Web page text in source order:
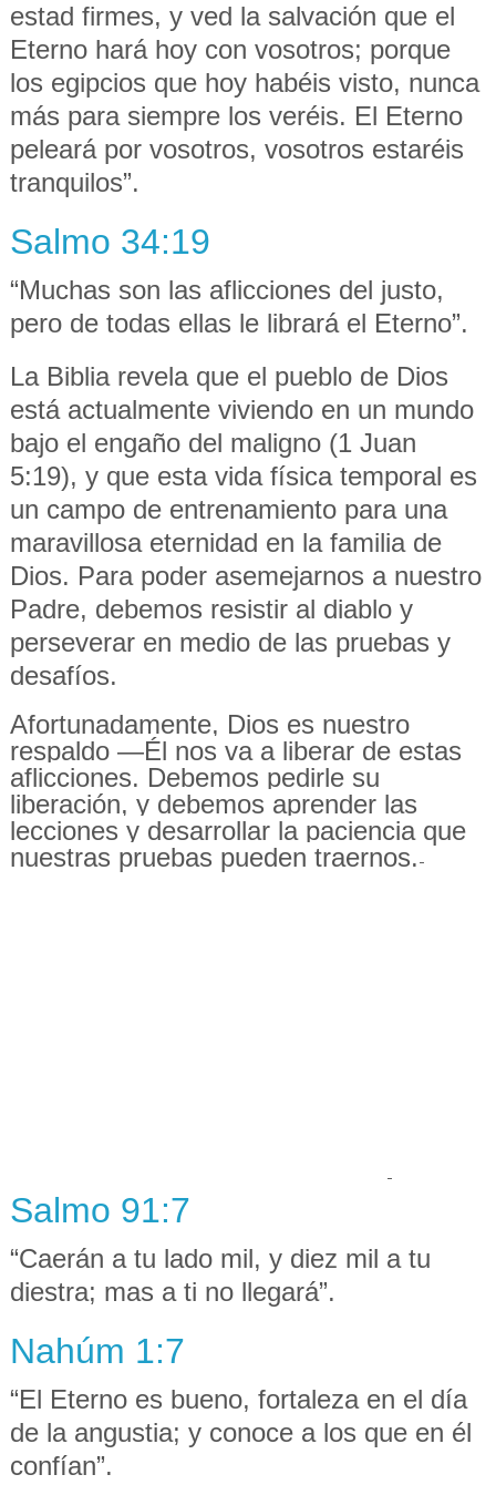
estad firmes, y ved la salvación que el
Eterno hará hoy con vosotros; porque
los egipcios que hoy habéis visto, nunca
más para siempre los veréis. El Eterno
peleará por vosotros, vosotros estaréis
tranquilos”.
Salmo 34:19
“Muchas son las aflicciones del justo,
pero de todas ellas le librará el Eterno”.
La Biblia revela que el pueblo de Dios
está actualmente viviendo en un mundo
bajo el engaño del maligno (1 Juan
5:19), y que esta vida física temporal es
un campo de entrenamiento para una
maravillosa eternidad en la familia de
Dios. Para poder asemejarnos a nuestro
Padre, debemos resistir al diablo y
perseverar en medio de las pruebas y
desafíos.
Afortunadamente, Dios es nuestro
respaldo —Él nos va a liberar de estas
aflicciones. Debemos pedirle su
liberación, y debemos aprender las
lecciones y desarrollar la paciencia que
nuestras pruebas pueden traernos.-
-
Salmo 91:7
“Caerán a tu lado mil, y diez mil a tu
diestra; mas a ti no llegará”.
Nahúm 1:7
“El Eterno es bueno, fortaleza en el día
de la angustia; y conoce a los que en él
confían”.